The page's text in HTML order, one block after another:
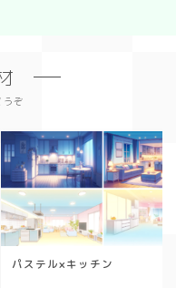
うぞ
パステル×キッチン